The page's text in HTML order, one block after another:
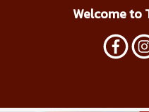
Welcome to